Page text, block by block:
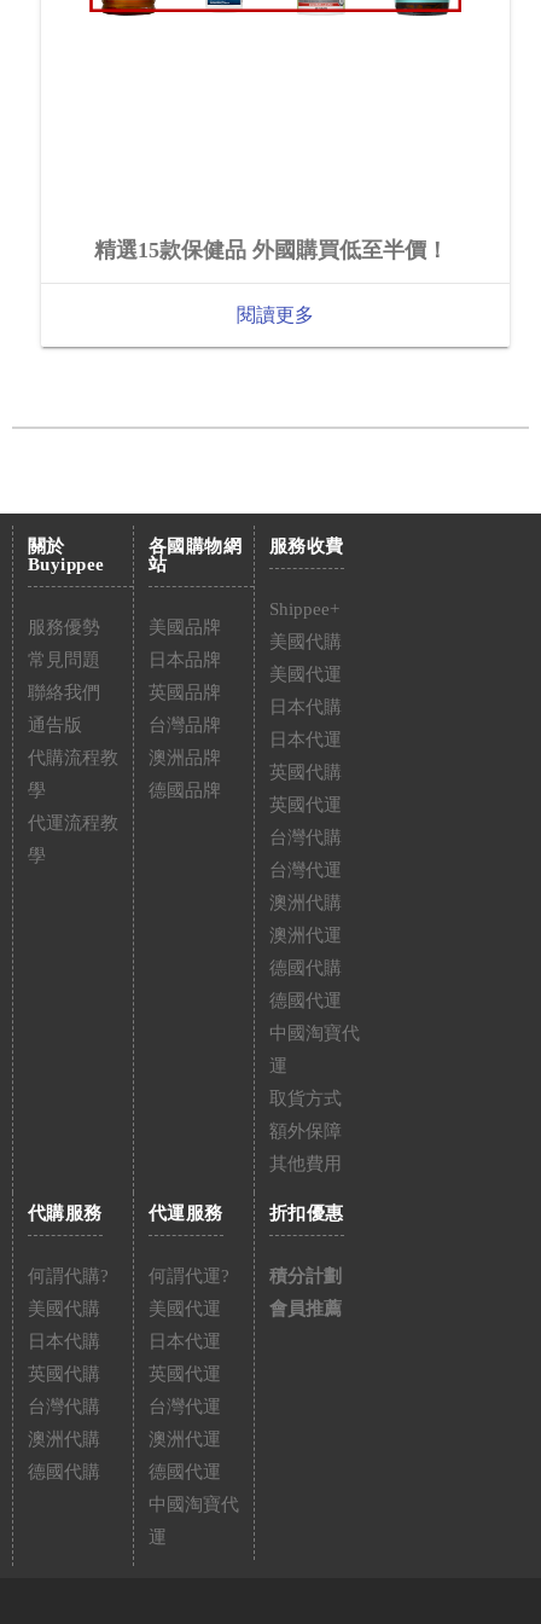
精選15款保健品 外國購買低至半價！
閱讀更多
關於
Buyippee
服務優勢
常見問題
聯絡我們
通告版
代購流程教
學
代運流程教
學
各國購物網
站
美國品牌
日本品牌
英國品牌
台灣品牌
澳洲品牌
德國品牌
服務收費
Shippee+
美國代購
美國代運
日本代購
日本代運
英國代購
英國代運
台灣代購
台灣代運
澳洲代購
澳洲代運
德國代購
德國代運
中國淘寶代
運
取貨方式
額外保障
其他費用
代購服務
何謂代購?
美國代購
日本代購
英國代購
台灣代購
澳洲代購
德國代購
代運服務
何謂代運?
美國代運
日本代運
英國代運
台灣代運
澳洲代運
德國代運
中國淘寶代
運
折扣優惠
積分計劃
會員推薦